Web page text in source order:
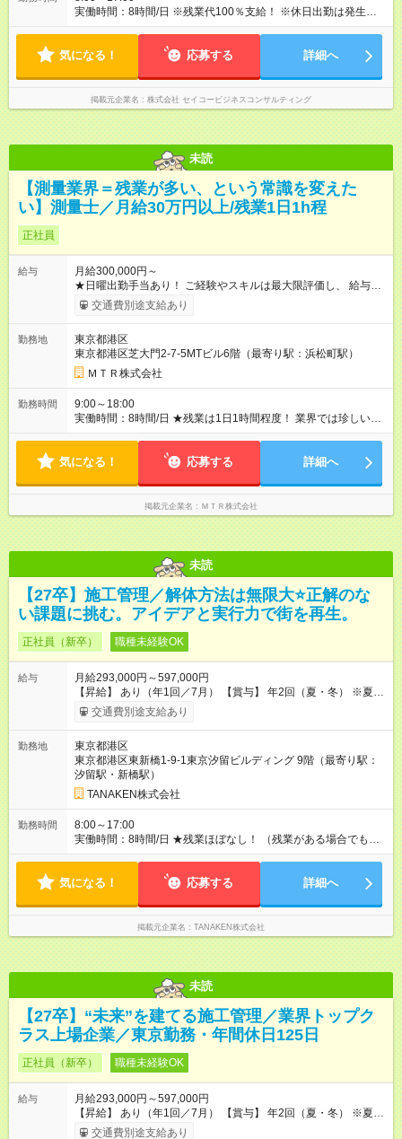
実働時間：8時間/日 ※残業代100％支給！ ※休日出勤は発生した
場合は、振替休日の取得が可能です。
気になる！ 応募する 詳細へ
掲載元企業名 株式会社 セイコービジネスコンサルティング
未読
【測量業界＝残業が多い、という常識を変えた
い】測量士／月給30万円以上/残業1日1h程
正社員
給与
月給300,000円～
★日曜出勤手当あり！ ご経験やスキルは最大限評価し、 給与で
しっかり還元いたします。 ★掲載期限 2026年3月13日～2026年
4月30日 【試用期間】試用期間あり 試用期間の長さ：6ヶ月 雇
交通費別途支給あり
勤務地
東京都港区
東京都港区芝大門2-7-5MTビル6階（最寄り駅：浜松町駅）
ＭＴＲ株式会社
勤務時間
9:00～18:00
実働時間：8時間/日 ★残業は1日1時間程度！ 業界では珍しい働
きやすさを 実現しています
気になる！ 応募する 詳細へ
掲載元企業名 ＭＴＲ株式会社
未読
【27卒】施工管理／解体方法は無限大⭐正解のな
い課題に挑む。アイデアと実行力で街を再生。
正社員（新卒） 職種未経験OK
給与
月給293,000円～597,000円
【昇給】 あり（年1回／7月） 【賞与】 年2回（夏・冬） ※夏季
は業績インセンティブとして支給 【手当】 ◆時間外手当（全額
支給） ◆休日出勤手当 ◆職能手当（月額）：監理技術者／3万
／1万円、2級建築士・建築施工管理技士・土木施工管理技士・
建設機械施工管理技士／1万円、1級建築士・建築施工管理技
士・土木施工管理技士・建設機械施工管理技士／2万円 ※上限2
万円 ◆家族手当（月額）：扶養する18歳未満の子1人につき2万
円（人数制限なし） ◆家賃手当（月額）：新卒最長8年間、上限
3万円（その他条件あり） 【試用期間】試用期間あり 試用期間
の長さ：3ヶ月 雇用形態、給与は本採用時と同じです。
交通費別途支給あり
勤務地
東京都港区
東京都港区東新橋1-9-1東京汐留ビルディング 9階（最寄り駅：
汐留駅・新橋駅）
TANAKEN株式会社
勤務時間
8:00～17:00
実働時間：8時間/日 ★残業ほぼなし！ （残業がある場合でも、1
日1時間程度）
気になる！ 応募する 詳細へ
掲載元企業名 TANAKEN株式会社
未読
【27卒】“未来”を建てる施工管理／業界トップク
ラス上場企業／東京勤務・年間休日125日
正社員（新卒） 職種未経験OK
給与
月給293,000円～597,000円
【昇給】 あり（年1回／7月） 【賞与】 年2回（夏・冬） ※夏季
は業績インセンティブとして支給 【手当】 ◆時間外手当（全額
交通費別途支給あり